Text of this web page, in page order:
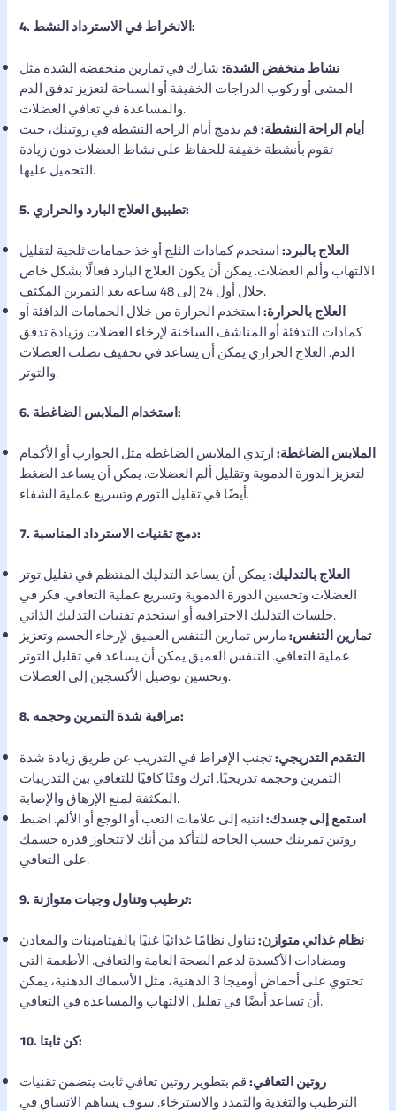
4. الانخراط في الاسترداد النشط:
نشاط منخفض الشدة:شارك في تمارين منخفضة الشدة مثل
المشي أو ركوب الدراجات الخفيفة أو السباحة لتعزيز تدفق الدم
والمساعدة في تعافي العضلات.
أيام الراحة النشطة:قم بدمج أيام الراحة النشطة في روتينك، حيث
تقوم بأنشطة خفيفة للحفاظ على نشاط العضلات دون زيادة
التحميل عليها.
5. تطبيق العلاج البارد والحراري:
العلاج بالبرد:استخدم كمادات الثلج أو خذ حمامات ثلجية لتقليل
الالتهاب وألم العضلات. يمكن أن يكون العلاج البارد فعالًا بشكل خاص
خلال أول 24 إلى 48 ساعة بعد التمرين المكثف.
العلاج بالحرارة:استخدم الحرارة من خلال الحمامات الدافئة أو
كمادات التدفئة أو المناشف الساخنة لإرخاء العضلات وزيادة تدفق
الدم. العلاج الحراري يمكن أن يساعد في تخفيف تصلب العضلات
والتوتر.
6. استخدام الملابس الضاغطة:
الملابس الضاغطة:ارتدي الملابس الضاغطة مثل الجوارب أو الأكمام
لتعزيز الدورة الدموية وتقليل ألم العضلات. يمكن أن يساعد الضغط
أيضًا في تقليل التورم وتسريع عملية الشفاء.
7. دمج تقنيات الاسترداد المناسبة:
العلاج بالتدليك:يمكن أن يساعد التدليك المنتظم في تقليل توتر
العضلات وتحسين الدورة الدموية وتسريع عملية التعافي. فكر في
جلسات التدليك الاحترافية أو استخدم تقنيات التدليك الذاتي.
تمارين التنفس:مارس تمارين التنفس العميق لإرخاء الجسم وتعزيز
عملية التعافي. التنفس العميق يمكن أن يساعد في تقليل التوتر
وتحسين توصيل الأكسجين إلى العضلات.
8. مراقبة شدة التمرين وحجمه:
التقدم التدريجي:تجنب الإفراط في التدريب عن طريق زيادة شدة
التمرين وحجمه تدريجيًا. اترك وقتًا كافيًا للتعافي بين التدريبات
المكثفة لمنع الإرهاق والإصابة.
استمع إلى جسدك:انتبه إلى علامات التعب أو الوجع أو الألم. اضبط
روتين تمرينك حسب الحاجة للتأكد من أنك لا تتجاوز قدرة جسمك
على التعافي.
9. ترطيب وتناول وجبات متوازنة:
نظام غذائي متوازن:تناول نظامًا غذائيًا غنيًا بالفيتامينات والمعادن
ومضادات الأكسدة لدعم الصحة العامة والتعافي. الأطعمة التي
تحتوي على أحماض أوميجا 3 الدهنية، مثل الأسماك الدهنية، يمكن
أن تساعد أيضًا في تقليل الالتهاب والمساعدة في التعافي.
10. كن ثابتا:
روتين التعافي:قم بتطوير روتين تعافي ثابت يتضمن تقنيات
الترطيب والتغذية والتمدد والاسترخاء. سوف يساهم الاتساق في